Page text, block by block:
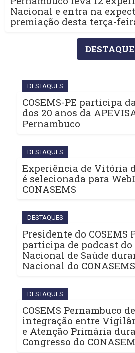
Nacional e entra na
premiação desta terça-
DESTAQUES
COSEMS-PE participa
dos 20 anos da
Pernambuco
DESTAQUES
Experiência de Vitória
é selecionada para
CONASEMS
DESTAQUES
Presidente do COSEMS
participa de podcast do
Nacional de Saúde
Nacional do CONASEMS
DESTAQUES
COSEMS Pernambuco
integração entre
e Atenção Primária
Congresso do